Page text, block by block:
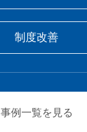
制度改善
事例一覧を見る